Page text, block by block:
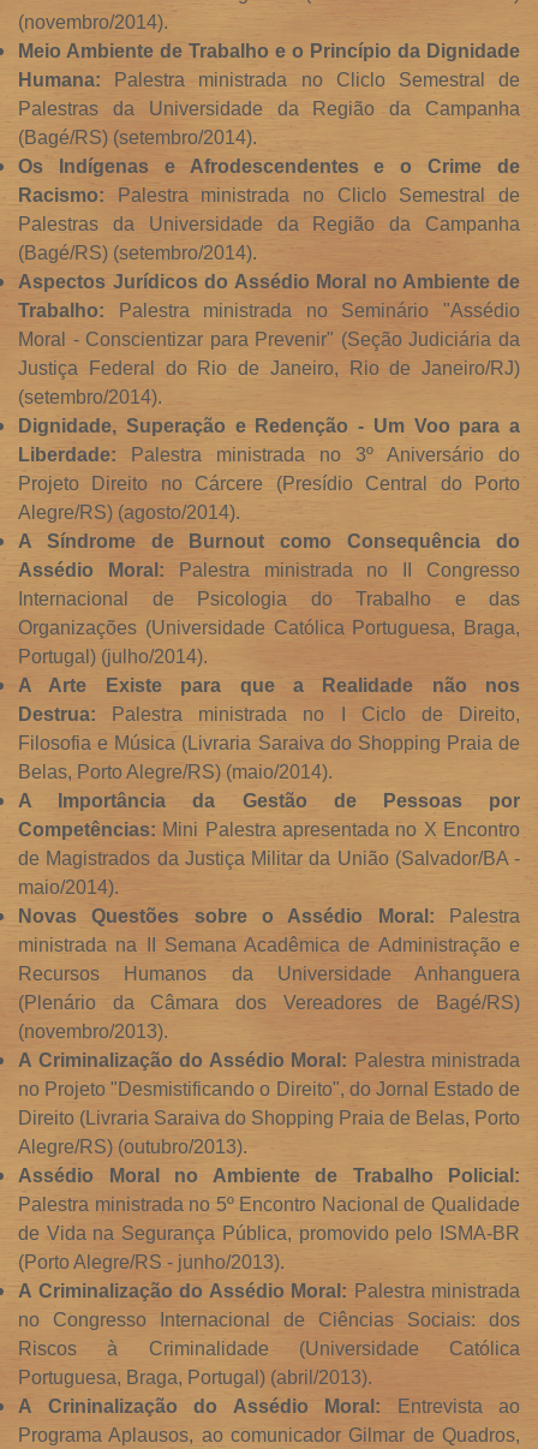
(novembro/2014).
Meio Ambiente de Trabalho e o Princípio da Dignidade
Humana: Palestra ministrada no Cliclo Semestral de
Palestras da Universidade da Região da Campanha
(Bagé/RS) (setembro/2014).
Os Indígenas e Afrodescendentes e o Crime de
Racismo: Palestra ministrada no Cliclo Semestral de
Palestras da Universidade da Região da Campanha
(Bagé/RS) (setembro/2014).
Aspectos Jurídicos do Assédio Moral no Ambiente de
Trabalho:
Palestra ministrada no Seminário "Assédio
Moral - Conscientizar para Prevenir" (Seção Judiciária da
Justiça Federal do Rio de Janeiro, Rio de Janeiro/RJ)
(setembro/2014).
Dignidade, Superação e Redenção - Um Voo para a
Liberdade:
Palestra ministrada no 3º Aniversário do
Projeto Direito no Cárcere (Presídio Central do Porto
Alegre/RS) (agosto/2014).
A Síndrome de Burnout como Consequência do
Assédio Moral:
Palestra ministrada no II Congresso
Internacional de Psicologia do Trabalho e das
Organizações (Universidade Católica Portuguesa, Braga,
Portugal) (julho/2014).
A Arte Existe para que a Realidade não nos
Destrua:
Palestra ministrada no I Ciclo de Direito,
Filosofia e Música (Livraria Saraiva do Shopping Praia de
Belas, Porto Alegre/RS) (maio/2014).
A Importância da Gestão de Pessoas por
Competências: Mini Palestra apresentada no X Encontro
de Magistrados da Justiça Militar da União (Salvador/BA -
maio/2014).
Novas Questões sobre o Assédio Moral:
Palestra
ministrada na II Semana Acadêmica de Administração e
Recursos Humanos da Universidade Anhanguera
(Plenário da Câmara dos Vereadores de Bagé/RS)
(novembro/2013).
A Criminalização do Assédio Moral: Palestra ministrada
no Projeto "Desmistificando o Direito", do Jornal Estado de
Direito (Livraria Saraiva do Shopping Praia de Belas, Porto
Alegre/RS) (outubro/2013).
Assédio Moral no Ambiente de Trabalho Policial:
Palestra ministrada no 5º Encontro Nacional de Qualidade
de Vida na Segurança Pública, promovido pelo ISMA-BR
(Porto Alegre/RS - junho/2013).
A Criminalização do Assédio Moral: Palestra ministrada
no Congresso Internacional de Ciências Sociais: dos
Riscos à Criminalidade (Universidade Católica
Portuguesa, Braga, Portugal) (abril/2013).
A Crininalização do Assédio Moral:
Entrevista ao
Programa Aplausos, ao comunicador Gilmar de Quadros,